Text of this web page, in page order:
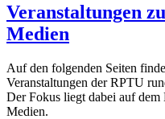
Veranstaltungen
Medien
Auf den folgenden Seiten
Veranstaltungen der RPTU
Der Fokus liegt dabei auf
Medien.